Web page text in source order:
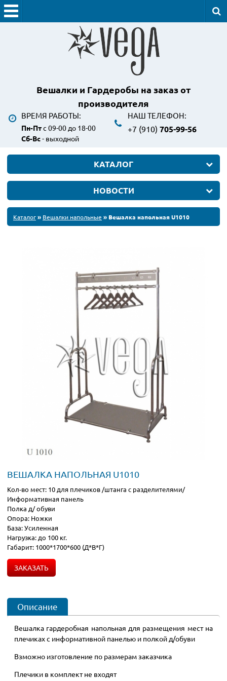
Вешалки и Гардеробы на заказ от
производителя
ВРЕМЯ РАБОТЫ:
Пн-Птс 09-00 до 18-00
Сб-Вс- выходной
НАШ ТЕЛЕФОН:
+7 (910) 705-99-56
КАТАЛОГ
НОВОСТИ
Каталог» Вешалки напольные » Вешалка напольная U1010
ВЕШАЛКА НАПОЛЬНАЯ U1010
Кол-во мест: 10 для плечиков /штанга с разделителями/
Информативная панель
Полка д/ обуви
Опора: Ножки
База: Усиленная
Нагрузка: до 100 кг.
Габарит: 1000*1700*600 (Д*В*Г)
ЗАКАЗАТЬ
Описание
Вешалка гардеробная напольная для размещения мест на
плечиках с информативной панелью и полкой д/обуви
Взможно изготовление по размерам заказчика
Плечики в комплект не входят